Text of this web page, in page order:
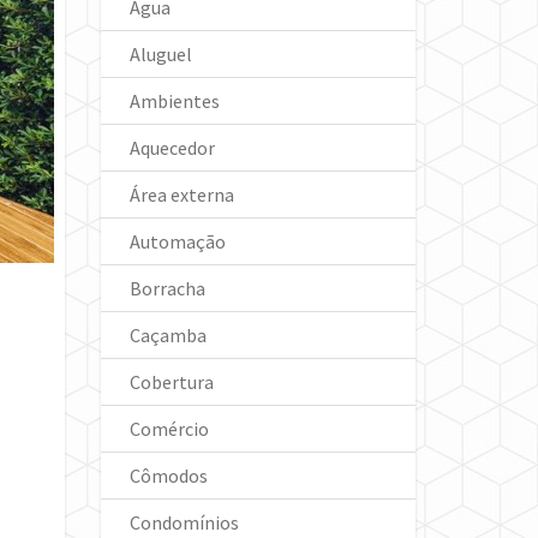
Água
Aluguel
Ambientes
Aquecedor
Área externa
Automação
Borracha
Caçamba
Cobertura
Comércio
Cômodos
Condomínios